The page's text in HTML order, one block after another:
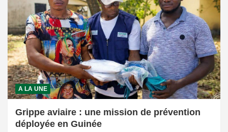
A LA UNE
Grippe aviaire : une mission de prévention
déployée en Guinée